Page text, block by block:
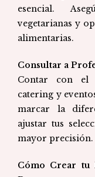
esencial.
vegetarianas y
alimentarias.
Consultar a
Contar con el
catering y
marcar la
ajustar tus
mayor precisión.
Cómo Crear tu